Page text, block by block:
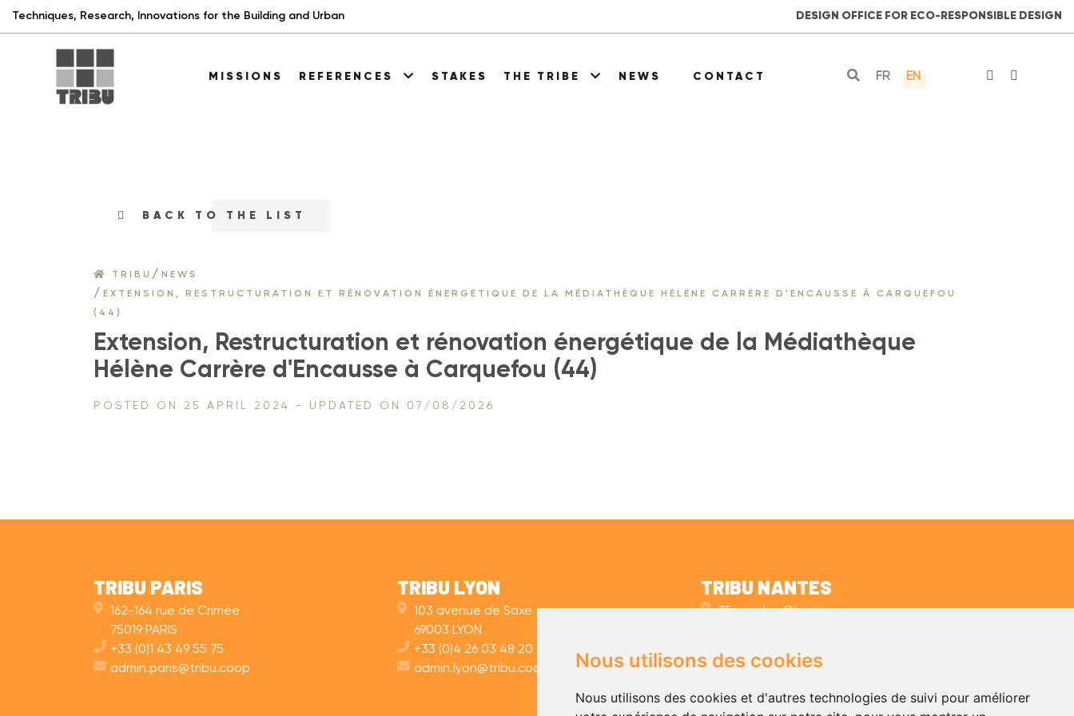
Nous utilisons des cookies
Nous utilisons des cookies et d'autres technologies de suivi pour améliorer
Techniques, Research, Innovations for the Building and Urban DESIGN OFFICE FOR ECO-RESPONSIBLE DESIGN
MISSIONS REFERENCES STAKES THE TRIBE NEWS CONTACT FR EN
BACK TO THE LIST
TRIBU / NEWS
/ EXTENSION, RESTRUCTURATION ET RÉNOVATION ÉNERGÉTIQUE DE LA MÉDIATHÈQUE HÉLÈNE CARRÈRE D'ENCAUSSE À CARQUEFOU
(44)
Extension, Restructuration et rénovation énergétique de la Médiathèque
Hélène Carrère d'Encausse à Carquefou (44)
POSTED ON 25 APRIL 2024 - UPDATED ON 07/08/2026
TRIBU PARIS
162-164 rue de Crimée
75019 PARIS
+33 (0)1 43 49 55 75
admin.paris@tribu.coop
TRIBU LYON
103 avenue de Saxe
69003 LYON
+33 (0)4 26 03 48 20
admin.lyon@tribu.coop
TRIBU NANTES
35 rue des Olivettes
+33 (0)2 59 10 11 40
admin.nantes@tribu.coop